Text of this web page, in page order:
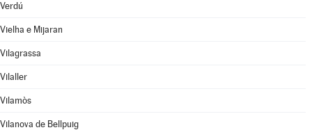
Verdú
Vielha e Mijaran
Vilagrassa
Vilaller
Vilamòs
Vilanova de Bellpuig